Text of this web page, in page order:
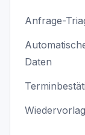
Anfrage-
Daten